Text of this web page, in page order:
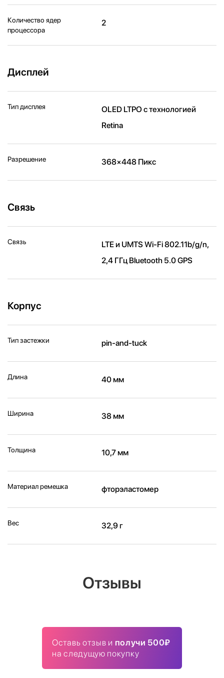
Количество ядер
процессора
2
Дисплей
Тип дисплея
OLED LTPO с технологией
Retina
Разрешение 368×448 Пикс
Связь
Связь
LTE и UMTS Wi-Fi 802.11b/g/n,
2,4 ГГц Bluetooth 5.0 GPS
Корпус
Тип застежки pin-and-tuck
Длина 40 мм
Ширина 38 мм
Толщина 10,7 мм
Материал ремешка фторэластомер
Вес 32,9 г
Отзывы
Оставь отзыв и получи 500₽
на следущую покупку